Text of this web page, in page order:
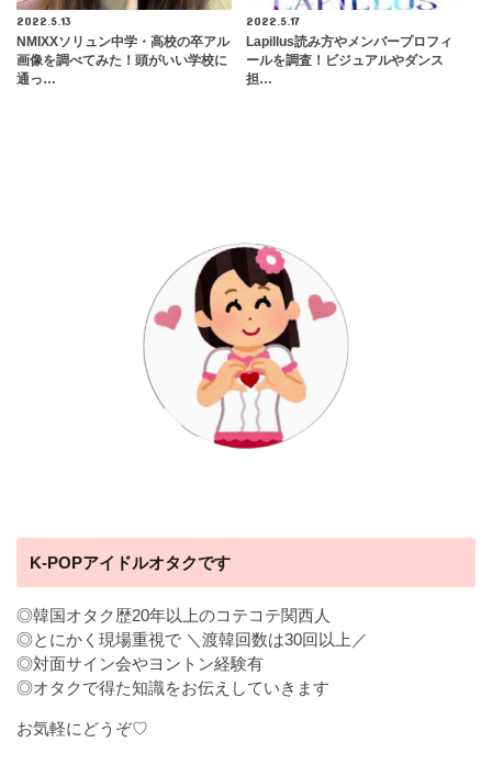
2022.5.13
NMIXXソリュン中学・高校の卒アル
画像を調べてみた！頭がいい学校に
通っ…
2022.5.17
Lapillus読み方やメンバープロフィ
ールを調査！ビジュアルやダンス
担…
K-POPアイドルオタクです
◎韓国オタク歴20年以上のコテコテ関西人
◎とにかく現場重視で ＼渡韓回数は30回以上／
◎対面サイン会やヨントン経験有
◎オタクで得た知識をお伝えしていきます
お気軽にどうぞ♡